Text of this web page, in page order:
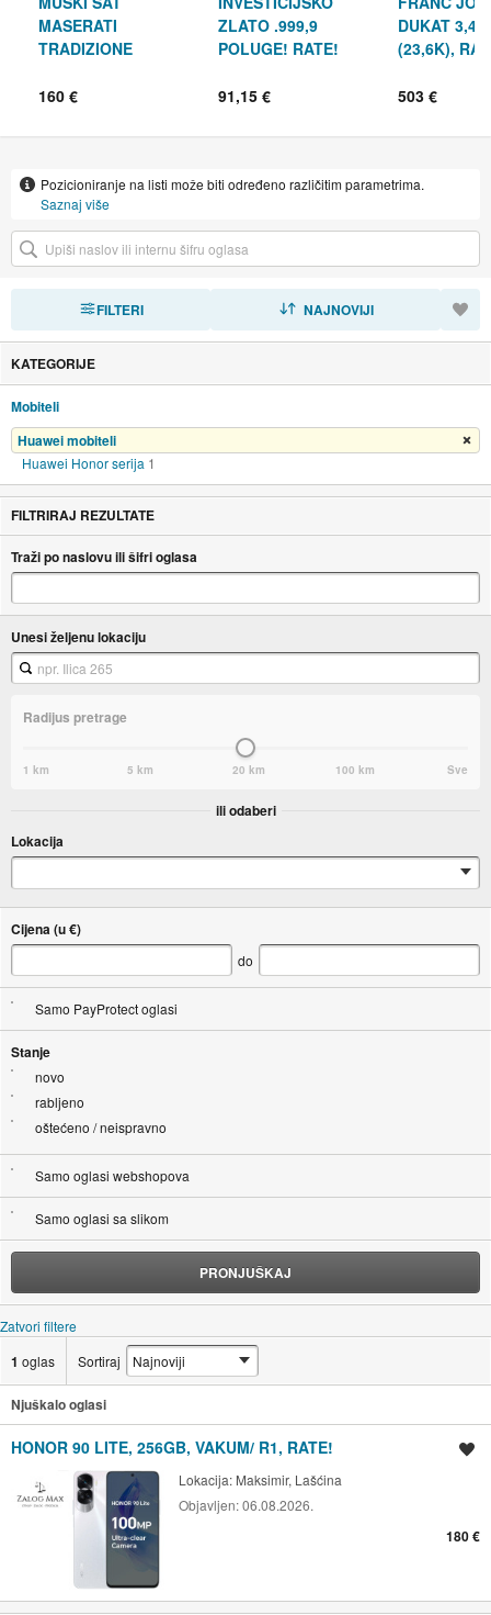
MASERATI
TRADIZIONE
R1, RATE!
160 €
ZLATO .999,9
POLUGE! RATE!
91,15 €
DUKAT
(23,6K),
503 €
Pozicioniranje na listi može biti određeno različitim parametrima.
Saznaj više
FILTERI NAJNOVIJI
KATEGORIJE
Mobiteli
Huawei mobiteli
Huawei Honor serija 1
FILTRIRAJ REZULTATE
Traži po naslovu ili šifri oglasa
Unesi željenu lokaciju
Radijus pretrage
1 km 5 km 20 km 100 km Sve
ili odaberi
Lokacija
Cijena (u €)
do
Samo PayProtect oglasi
Stanje
novo
rabljeno
oštećeno / neispravno
Samo oglasi webshopova
Samo oglasi sa slikom
PRONJUŠKAJ
Zatvori filtere
1 oglas Sortiraj
Njuškalo oglasi
HONOR 90 LITE, 256GB, VAKUM/ R1, RATE!
Lokacija: Maksimir, Lašćina
Objavljen:06.08.2026.
180 €